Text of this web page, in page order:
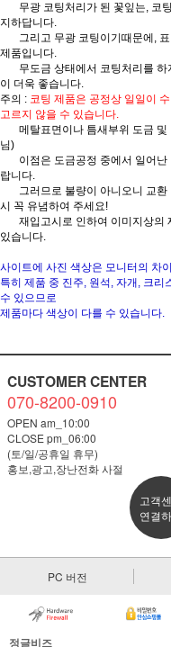
무광 코팅처리가 된 꽃잎는, 코팅
지하답니다.
그리고 무광 코팅이기때문에, 표
제품입니다.
무도금 상태에서 코팅처리를 하
이 더욱 좋습니다.
주의 : 코팅 제품은 공정상 일일이
고르지 않을 수 있습니다.
메탈표면이나 틈새부위 도금 및
님)
이점은 도금공정 중에서 일어난
랍니다.
그러므로 불량이 아니오니 교환
시 꼭 유념하여 주세요!
재입고시로 인하여 이미지상의
있습니다.
사이트에 사진 색상은 모니터의 차
특히 제품 중 진주, 원석, 자개, 크
수 있으므로
제품마다 색상이 다를 수 있습니다.
CUSTOMER CENTER
070-8200-0910
OPEN am_10:00
CLOSE pm_06:00
(토/일/공휴일 휴무)
홍보,광고,장난전화 사절
고객
연결
PC 버전
정글비즈